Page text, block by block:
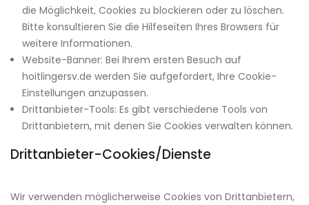
die Möglichkeit, Cookies zu blockieren oder zu löschen.
Bitte konsultieren Sie die Hilfeseiten Ihres Browsers für
weitere Informationen.
Website-Banner: Bei Ihrem ersten Besuch auf
hoitlingersv.de werden Sie aufgefordert, Ihre Cookie-
Einstellungen anzupassen.
Drittanbieter-Tools: Es gibt verschiedene Tools von
Drittanbietern, mit denen Sie Cookies verwalten können.
Drittanbieter-Cookies/Dienste
Wir verwenden möglicherweise Cookies von Drittanbietern,